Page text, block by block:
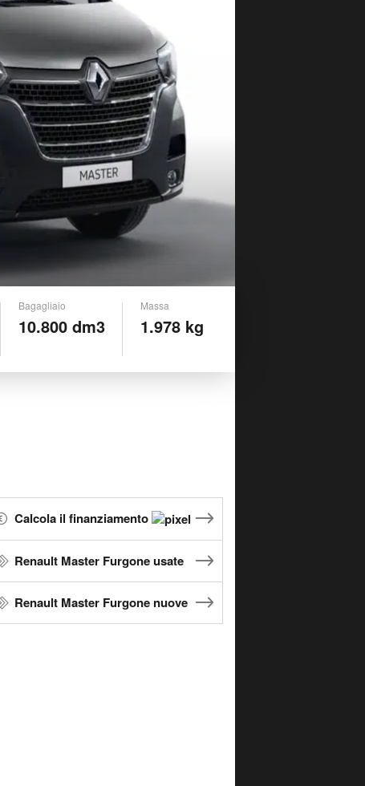
Bagagliaio
10.800 dm3
Massa
1.978 kg
Calcola il finanziamento
Renault Master Furgone usate
Renault Master Furgone nuove